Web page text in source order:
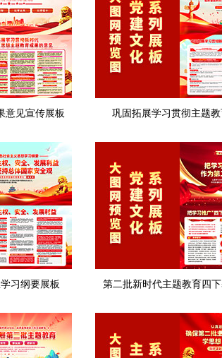
意见宣传展板 巩固拓展学习贯彻主题
习纲要展板 第二批新时代主题教育四